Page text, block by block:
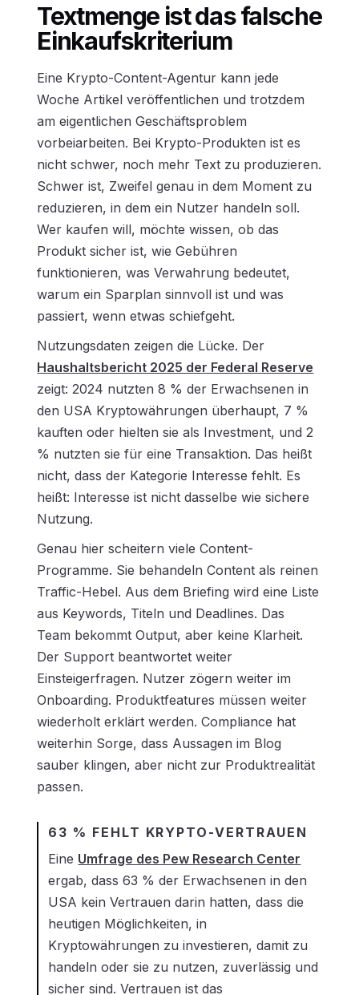
Textmenge ist das falsche
Einkaufskriterium
Eine Krypto-Content-Agentur kann jede
Woche Artikel veröffentlichen und trotzdem
am eigentlichen Geschäftsproblem
vorbeiarbeiten. Bei Krypto-Produkten ist es
nicht schwer, noch mehr Text zu produzieren.
Schwer ist, Zweifel genau in dem Moment zu
reduzieren, in dem ein Nutzer handeln soll.
Wer kaufen will, möchte wissen, ob das
Produkt sicher ist, wie Gebühren
funktionieren, was Verwahrung bedeutet,
warum ein Sparplan sinnvoll ist und was
passiert, wenn etwas schiefgeht.
Nutzungsdaten zeigen die Lücke. Der
Haushaltsbericht 2025 der Federal Reserve
zeigt: 2024 nutzten 8 % der Erwachsenen in
den USA Kryptowährungen überhaupt, 7 %
kauften oder hielten sie als Investment, und 2
% nutzten sie für eine Transaktion. Das heißt
nicht, dass der Kategorie Interesse fehlt. Es
heißt: Interesse ist nicht dasselbe wie sichere
Nutzung.
Genau hier scheitern viele Content-
Programme. Sie behandeln Content als reinen
Traffic-Hebel. Aus dem Briefing wird eine Liste
aus Keywords, Titeln und Deadlines. Das
Team bekommt Output, aber keine Klarheit.
Der Support beantwortet weiter
Einsteigerfragen. Nutzer zögern weiter im
Onboarding. Produktfeatures müssen weiter
wiederholt erklärt werden. Compliance hat
weiterhin Sorge, dass Aussagen im Blog
sauber klingen, aber nicht zur Produktrealität
passen.
63 % FEHLT KRYPTO-VERTRAUEN
Eine Umfrage des Pew Research Center
ergab, dass 63 % der Erwachsenen in den
USA kein Vertrauen darin hatten, dass die
heutigen Möglichkeiten, in
Kryptowährungen zu investieren, damit zu
handeln oder sie zu nutzen, zuverlässig und
sicher sind. Vertrauen ist das